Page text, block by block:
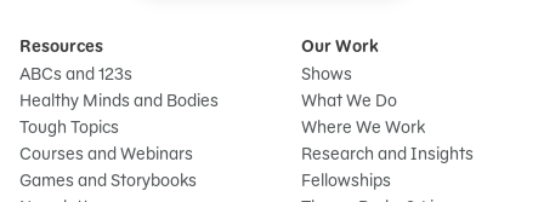
Resources
ABCs and 123s
Healthy Minds and Bodies
Tough Topics
Courses and Webinars
Games and Storybooks
Our Work
Shows
What We Do
Where We Work
Research and Insights
Fellowships